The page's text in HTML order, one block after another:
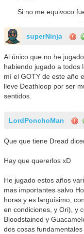
Si no me equivoco
superNinja
Al único que no he
habiendo jugado a todos
mí el GOTY de este año
lleve Deathloop por ser
sentidos.
LordPonchoMan
Que que tiene Dread
Hay que quererlos xD
He jugado estos años
mas importantes salvo
horas y es larguísimo,
en condiciones, y Ori), y
Bloodstained y
dos cosas